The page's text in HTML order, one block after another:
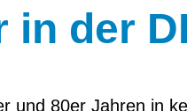
in der
und 80er Jahren in